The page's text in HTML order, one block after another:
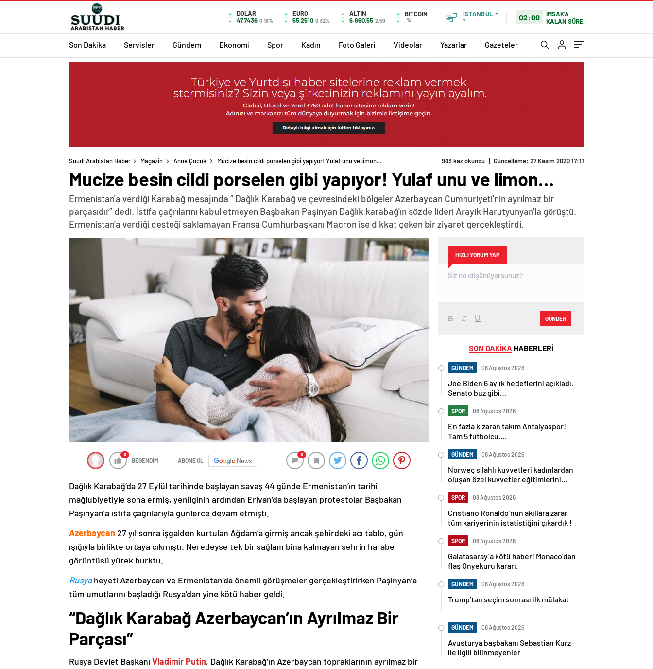
DOLAR
47,7436 0.18%
EURO
55,2510 0.32%
ALTIN
6.660,55 2,59
BITCOIN
%
İSTANBUL
°
02:00
İMSAK'A
KALAN SÜRE
Son Dakika Servisler Gündem Ekonomi Spor Kadın Foto Galeri Videolar Yazarlar Gazeteler
Suudi Arabistan Haber Magazin Anne Çocuk Mucize besin cildi porselen gibi yapıyor! Yulaf unu ve limon… 903 kez okundu | Güncelleme: 27 Kasım 2020 17:11
Mucize besin cildi porselen gibi yapıyor! Yulaf unu ve limon…
Ermenistan'a verdiği Karabağ mesajında “ Dağlık Karabağ ve çevresindeki bölgeler Azerbaycan Cumhuriyeti'nin ayrılmaz bir
parçasıdır” dedi. İstifa çağrılarını kabul etmeyen Başbakan Paşinyan Dağlık karabağ'ın sözde lideri Arayik Harutyunyan'la görüştü.
Ermenistan'a verdiği desteği saklamayan Fransa Cumhurbaşkanı Macron ise dikkat çeken bir ziyaret gerçekleştirdi.
0
BEĞENDİM ABONE OL News
0
Dağlık Karabağ’da 27 Eylül tarihinde başlayan savaş 44 günde Ermenistan’ın tarihi
mağlubiyetiyle sona ermiş, yenilginin ardından Erivan’da başlayan protestolar Başbakan
Paşinyan’a istifa çağrılarıyla günlerce devam etmişti.
Azerbaycan 27 yıl sonra işgalden kurtulan Ağdam’a girmiş ancak şehirdeki acı tablo, gün
ışığıyla birlikte ortaya çıkmıştı. Neredeyse tek bir sağlam bina kalmayan şehrin harabe
görüntüsü yürek burktu.
Rusyaheyeti Azerbaycan ve Ermenistan’da önemli görüşmeler gerçekleştirirken Paşinyan’a
tüm umutlarını başladığı Rusya’dan yine kötü haber geldi.
“Dağlık Karabağ Azerbaycan’ın Ayrılmaz Bir
Parçası”
Rusya Devlet Başkanı Vladimir Putin, Dağlık Karabağ’ın Azerbaycan topraklarının ayrılmaz bir
HIZLI YORUM YAP
GÖNDER
SON DAKİKA HABERLERİ
GÜNDEM 08 Ağustos 2026
Joe Biden 6 aylık hedeflerini açıkladı.
Senato buz gibi…
SPOR 08 Ağustos 2026
En fazla kızaran takım Antalyaspor!
Tam 5 futbolcu….
GÜNDEM 08 Ağustos 2026
Norweç silahlı kuvvetleri kadınlardan
oluşan özel kuvvetler eğitimlerini
SPOR 08 Ağustos 2026
Cristiano Ronaldo’nun akıllara zarar
tüm kariyerinin istatistiğini çıkardık !
SPOR 08 Ağustos 2026
Galatasaray’a kötü haber! Monaco’dan
flaş Onyekuru kararı.
GÜNDEM 08 Ağustos 2026
Trump’tan seçim sonrası ilk mülakat
GÜNDEM 08 Ağustos 2026
Avusturya başbakanı Sebastian Kurz
ile ilgili bilinmeyenler